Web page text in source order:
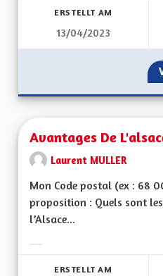
ERSTELLT AM
13/04/2023
Avantages De
Laurent MULLER
Mon Code postal (ex : 68
proposition : Quels sont
l’Alsace...
ERSTELLT AM